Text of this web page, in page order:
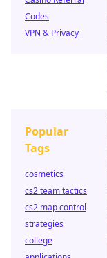
Codes
VPN & Privacy
Popular
Tags
cosmetics
cs2 team tactics
cs2 map control
strategies
college